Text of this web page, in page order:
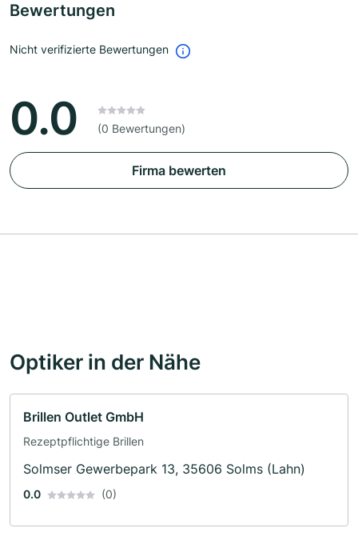
Bewertungen
Nicht verifizierte Bewertungen
0.0 (0 Bewertungen)
Firma bewerten
Optiker in der Nähe
Brillen Outlet GmbH
Rezeptpflichtige Brillen
Solmser Gewerbepark 13, 35606 Solms (Lahn)
0.0 (0)